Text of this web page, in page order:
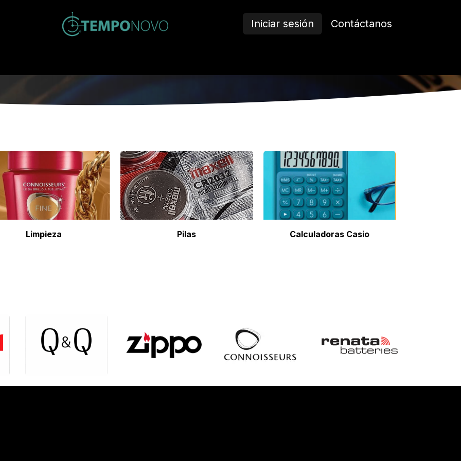
Iniciar sesión Contáctanos
Limpieza Calculadoras Casio
Pilas